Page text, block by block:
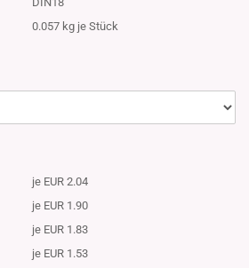
0.057 kg je Stück
je EUR 2.04
je EUR 1.90
je EUR 1.83
je EUR 1.53